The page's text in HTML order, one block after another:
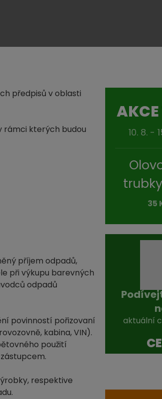
předpisů v oblasti
rámci kterých budou
příjem odpadů,
při výkupu barevných
odpadů
povinností pořizovaní
kabina, VIN).
použití
respektive
10. 8. -
35
aktuální